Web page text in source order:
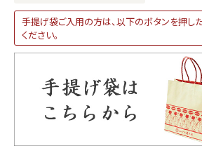
手提げ袋ご入用の方は、以下のボタンを押し
ください。